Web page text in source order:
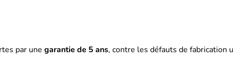
par une garantie de 5 ans, contre les défauts de fabrication